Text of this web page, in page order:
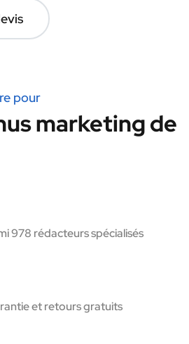
pour
marketing de
978 rédacteurs spécialisés
et retours gratuits